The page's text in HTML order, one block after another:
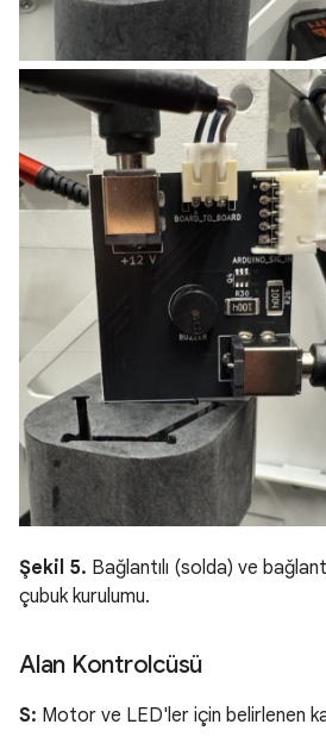
Şekil 5. Bağlantılı (solda) ve
çubuk kurulumu.
Alan Kontrolcüsü
S: Motor ve LED'ler için belirlenen